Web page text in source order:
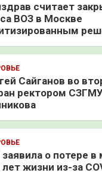
считает
ВОЗ в Москве
Сайганов во
ректором
о потере в
жизни из-за